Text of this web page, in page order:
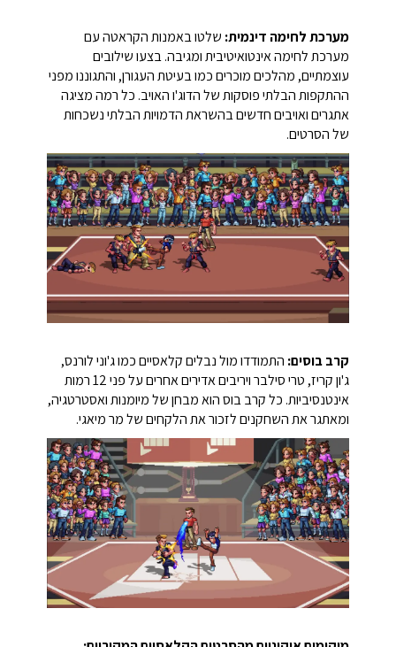
מערכת לחימה דינמית: שלטו באמנות הקראטה עם
מערכת לחימה אינטואיטיבית ומגיבה. בצעו שילובים
עוצמתיים, מהלכים מוכרים כמו בעיטת העגורן, והתגוננו מפני
ההתקפות הבלתי פוסקות של הדוג'ו האויב. כל רמה מציגה
אתגרים ואויבים חדשים בהשראת הדמויות הבלתי נשכחות
של הסרטים.
קרב בוסים: התמודדו מול נבלים קלאסיים כמו ג'וני לורנס,
ג'ון קריז, טרי סילבר ויריבים אדירים אחרים על פני 12 רמות
אינטנסיביות. כל קרב בוס הוא מבחן של מיומנות ואסטרטגיה,
ומאתגר את השחקנים לזכור את הלקחים של מר מיאגי.